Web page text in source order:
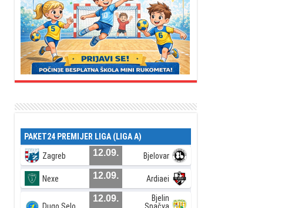
PAKET24 PREMIJER LIGA (LIGA A)
Zagreb 12.09. Bjelovar
Nexe 12.09. Ardiaei
12.09.
Bjelin